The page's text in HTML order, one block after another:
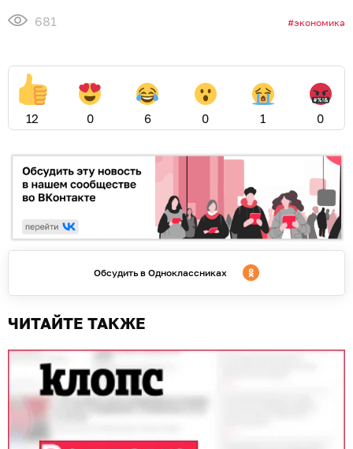
681 экономика
12 0 6 0 1 0
Обсудить в Одноклассниках
ЧИТАЙТЕ ТАКЖЕ